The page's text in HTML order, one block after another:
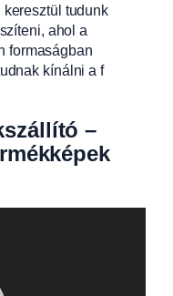
tudunk
ahol a
formaságban
kínálni a f
–